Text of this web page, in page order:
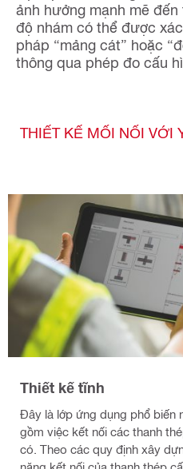
ảnh hưởng mạnh mẽ
độ nhám có thể được
pháp “mảng cát” hoặc
thông qua phép đo cấu
THIẾT KẾ MỐI NỐI VỚI
Thiết kế tĩnh
Đây là lớp ứng dụng phổ biến
gồm việc kết nối các thanh
có. Theo các quy định xây